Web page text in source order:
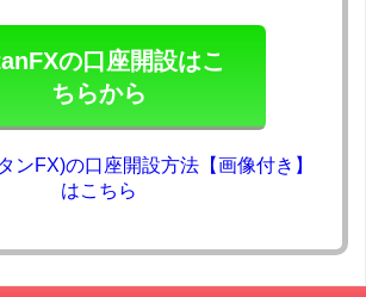
の口座開設はこ
ちらから
ンFX)の口座開設方法【画像付き】
はこちら